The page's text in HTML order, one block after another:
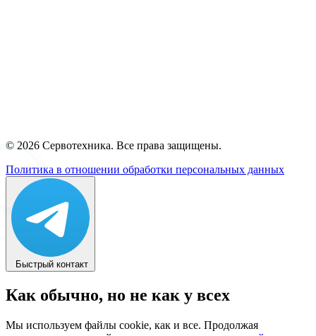
© 2026 Сервотехника. Все права защищены.
Политика в отношении обработки персональных данных
Быстрый контакт
Как обычно, но не как у всех
Мы используем файлы cookie, как и все. Продолжая